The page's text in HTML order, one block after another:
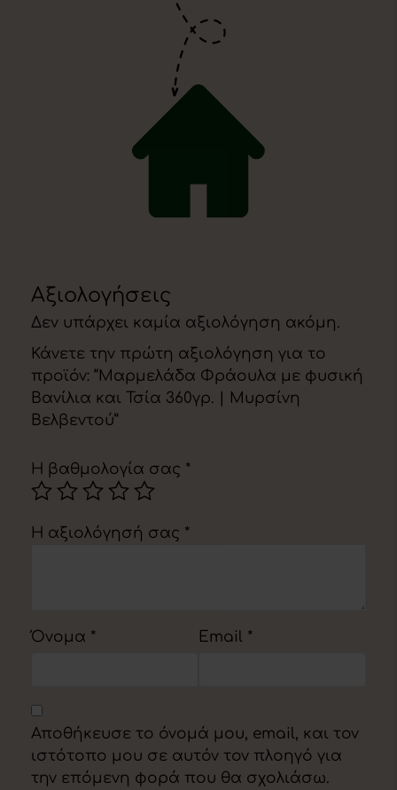
Αξιολογήσεις
Δεν υπάρχει καμία αξιολόγηση ακόμη.
Κάνετε την πρώτη αξιολόγηση για το
προϊόν: “Μαρμελάδα Φράουλα με φυσική
Βανίλια και Τσία 360γρ. | Μυρσίνη
Βελβεντού”
Η βαθμολογία σας *
Η αξιολόγησή σας *
Όνομα * Email *
Αποθήκευσε το όνομά μου, email, και τον
ιστότοπο μου σε αυτόν τον πλοηγό για
την επόμενη φορά που θα σχολιάσω.